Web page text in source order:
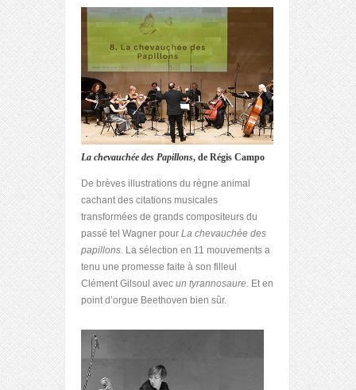
La chevauchée des Papillons, de Régis Campo
De brèves illustrations du règne animal
cachant des citations musicales
transformées de grands compositeurs du
passé tel Wagner pour La chevauchée des
papillons. La sélection en 11 mouvements a
tenu une promesse faite à son filleul
Clément Gilsoul avec un tyrannosaure. Et en
point d’orgue Beethoven bien sûr.